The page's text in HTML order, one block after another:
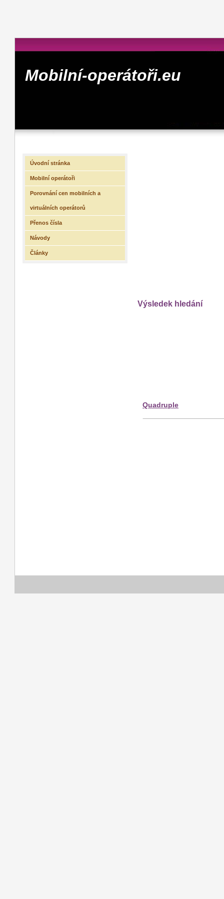
Mobilní-operátoři.eu
Výsledek hledání
Quadruple
Úvodní stránka
Mobilní operátoři
Porovnání cen mobilních a
virtuálních operátorů
Přenos čísla
Návody
Články